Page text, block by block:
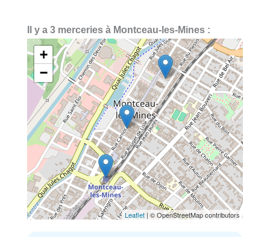
Il y a 3 merceries à Montceau-les-Mines :
+
−
Leaflet | © OpenStreetMap contributors